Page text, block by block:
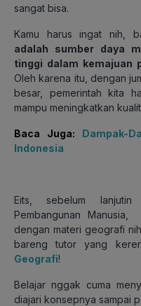
sangat bisa.
Kamu harus ingat nih,
adalah sumber daya
tinggi dalam kemajuan
Oleh karena itu, dengan
besar, pemerintah kita
mampu meningkatkan
Baca Juga:
Dampak-
Indonesia
Eits, sebelum lanjutin
Pembangunan
dengan materi geografi
bareng tutor yang
Geografi!
Belajar nggak cuma
diajari konsepnya sampai